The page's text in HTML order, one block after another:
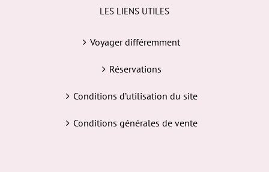
LES LIENS UTILES
Voyager différemment
Réservations
Conditions d’utilisation du site
Conditions générales de vente